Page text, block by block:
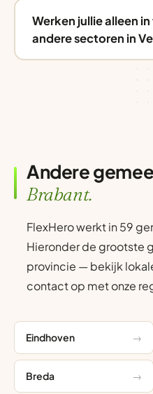
Werken jullie alleen
andere sectoren in
Andere
Brabant.
FlexHero werkt in 59
Hieronder de grootste
provincie — bekijk
contact op met onze
Eindhoven
Breda